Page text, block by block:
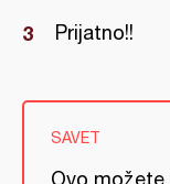
Prijatno!!
SAVET
Ovo